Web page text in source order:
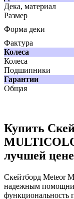
Дека, материал
Размер
Форма деки
Фактура
Колеса
Колеса
Подшипники
Гарантии
Общая
Купить
лучшей
Скейтборд Meteor
надежным
функциональность